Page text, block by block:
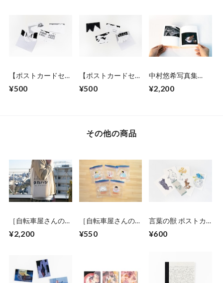
【ポストカードセッ
男は旅を終えると、
¥500
【ポストカードセッ
男は旅を終えると、
¥500
中村悠希写真集
OUTSIDE」
¥2,200
その他の商品
［自転車屋さんの高
れ］トートバッグ
¥2,200
［自転車屋さんの高
れ］Ziploc フリーザ
¥550
言葉の獣 ポストカ
¥600